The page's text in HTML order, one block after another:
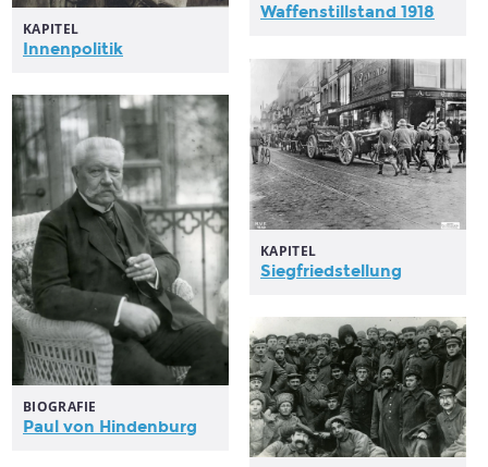
Waffenstillstand 1918
KAPITEL
Innenpolitik
KAPITEL
Siegfriedstellung
BIOGRAFIE
Paul von Hindenburg